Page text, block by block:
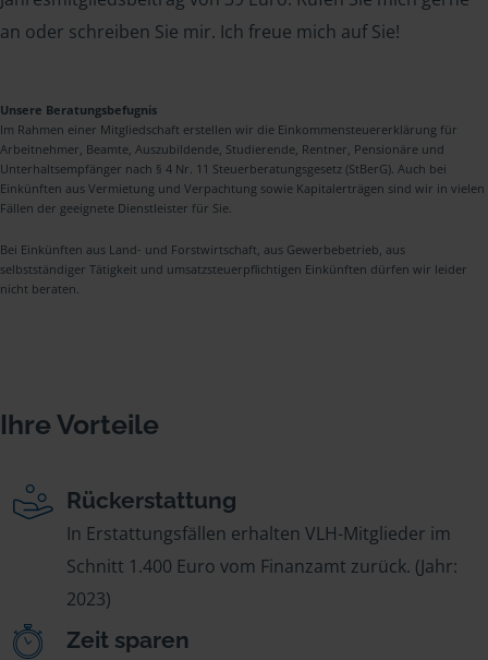
an oder schreiben Sie mir. Ich freue mich auf Sie!
Unsere Beratungsbefugnis
Im Rahmen einer Mitgliedschaft erstellen wir die Einkommensteuererklärung für
Arbeitnehmer, Beamte, Auszubildende, Studierende, Rentner, Pensionäre und
Unterhaltsempfänger nach § 4 Nr. 11 Steuerberatungsgesetz (StBerG). Auch bei
Einkünften aus Vermietung und Verpachtung sowie Kapitalerträgen sind wir in vielen
Fällen der geeignete Dienstleister für Sie.
Bei Einkünften aus Land- und Forstwirtschaft, aus Gewerbebetrieb, aus
selbstständiger Tätigkeit und umsatzsteuerpflichtigen Einkünften dürfen wir leider
nicht beraten.
Ihre Vorteile
Rückerstattung
In Erstattungsfällen erhalten VLH-Mitglieder im
Schnitt 1.400 Euro vom Finanzamt zurück. (Jahr:
2023)
Zeit sparen